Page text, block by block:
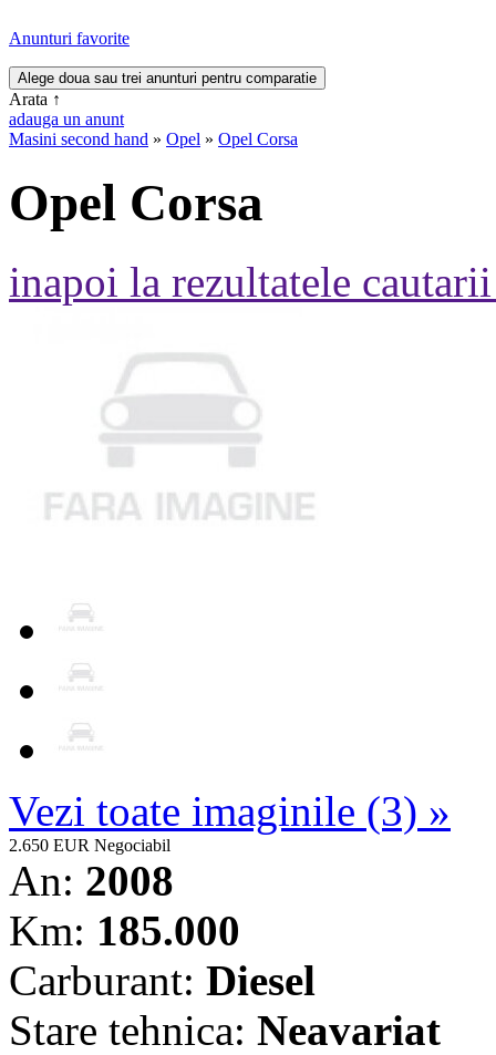
Anunturi favorite
Arata ↑
adauga un anunt
Masini second hand » Opel » Opel Corsa
Opel Corsa
inapoi la rezultatele
Vezi toate imaginile (3) »
2.650 EUR Negociabil
An: 2008
Km: 185.000
Carburant: Diesel
Stare tehnica: Neavariat